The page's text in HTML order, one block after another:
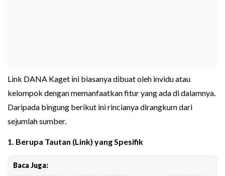
Link DANA Kaget ini biasanya dibuat oleh invidu atau
kelompok dengan memanfaatkan fitur yang ada di dalamnya.
Daripada bingung berikut ini rincianya dirangkum dari
sejumlah sumber.
1. Berupa Tautan (Link) yang Spesifik
Baca Juga: